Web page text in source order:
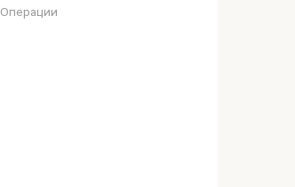
Операции